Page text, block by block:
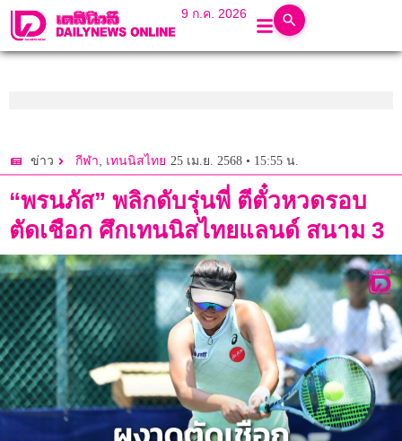
9 ก.ค. 2026
ข่าว กีฬา, เทนนิสไทย 25 เม.ย. 2568 • 15:55 น.
“พรนภัส” พลิกดับรุ่นพี่ ตีตั๋วหวดรอบ
ตัดเชือก ศึกเทนนิสไทยแลนด์ สนาม 3